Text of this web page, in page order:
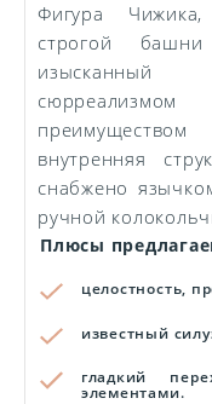
Фигура
строгой
изысканный
внутренняя
снабжено
ручной
Плюсы
целостность,
известный
гладкий
элементами.